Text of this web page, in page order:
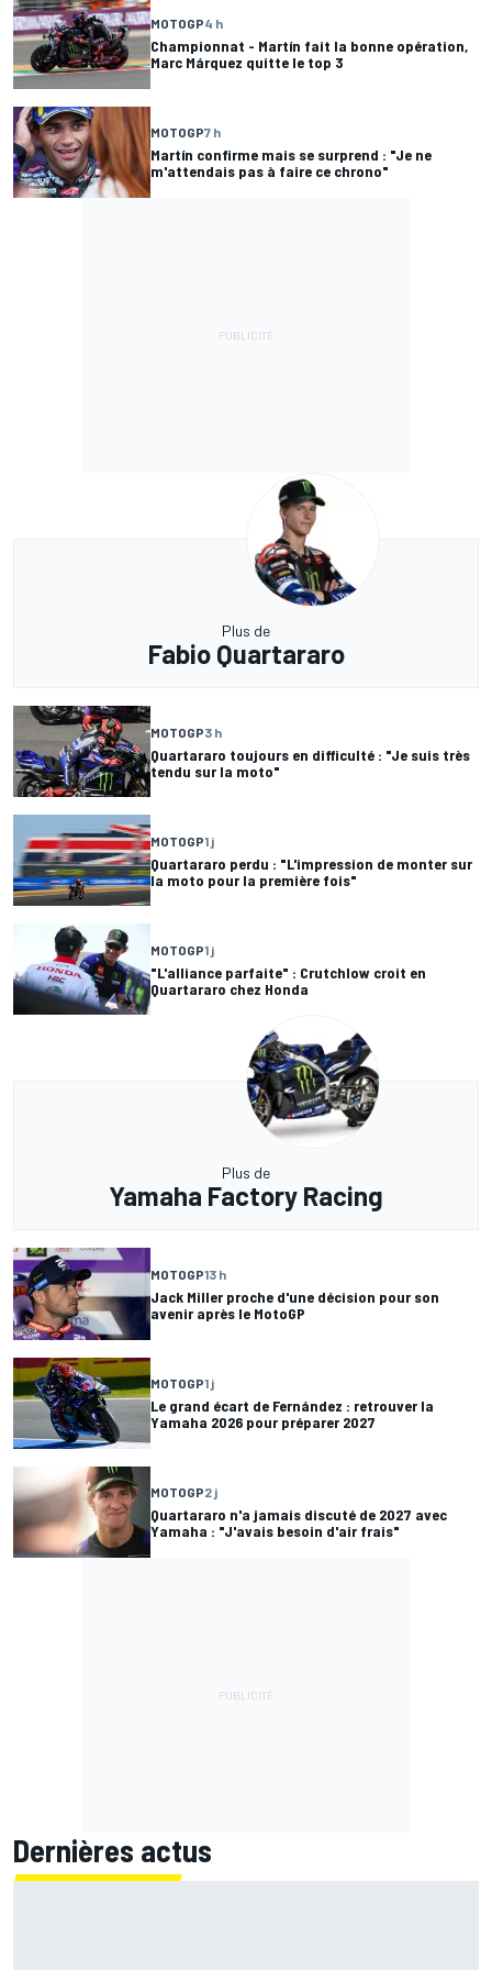
MOTOGP4 h
Championnat - Martín fait la bonne opération,
Marc Márquez quitte le top 3
MOTOGP7 h
Martín confirme mais se surprend : "Je ne
m'attendais pas à faire ce chrono"
Plus de
Fabio Quartararo
MOTOGP3 h
Quartararo toujours en difficulté : "Je suis très
tendu sur la moto"
MOTOGP1 j
Quartararo perdu : "L'impression de monter sur
la moto pour la première fois"
MOTOGP1 j
"L'alliance parfaite" : Crutchlow croit en
Quartararo chez Honda
Plus de
Yamaha Factory Racing
MOTOGP13 h
Jack Miller proche d'une décision pour son
avenir après le MotoGP
MOTOGP1 j
Le grand écart de Fernández : retrouver la
Yamaha 2026 pour préparer 2027
MOTOGP2 j
Quartararo n'a jamais discuté de 2027 avec
Yamaha : "J'avais besoin d'air frais"
Dernières actus